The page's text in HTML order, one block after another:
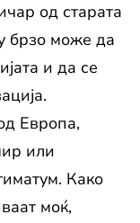
од старата
брзо може да
и да се
Европа,
или
Како
моќ,